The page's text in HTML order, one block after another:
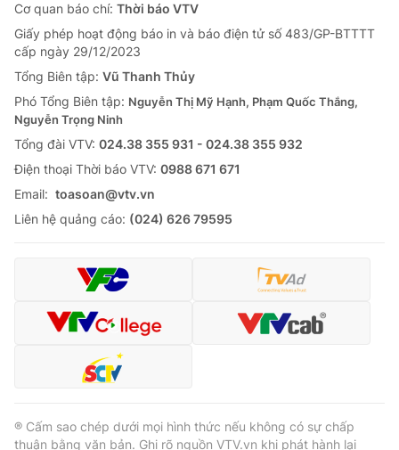
Cơ quan báo chí: Thời báo VTV
Giấy phép hoạt động báo in và báo điện tử số 483/GP-BTTTT
cấp ngày 29/12/2023
Tổng Biên tập: Vũ Thanh Thủy
Phó Tổng Biên tập: Nguyễn Thị Mỹ Hạnh, Phạm Quốc Thắng,
Nguyễn Trọng Ninh
Tổng đài VTV: 024.38 355 931 - 024.38 355 932
Ðiện thoại Thời báo VTV: 0988 671 671
Email: toasoan@vtv.vn
Liên hệ quảng cáo: (024) 626 79595
® Cấm sao chép dưới mọi hình thức nếu không có sự chấp
thuận bằng văn bản. Ghi rõ nguồn VTV.vn khi phát hành lại